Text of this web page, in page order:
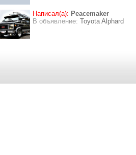
Написал(а): Peacemaker
В объявление: Toyota Alphard